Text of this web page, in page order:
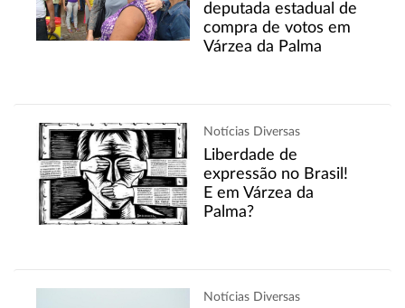
deputada estadual de
compra de votos em
Várzea da Palma
Notícias Diversas
Liberdade de
expressão no Brasil!
E em Várzea da
Palma?
Notícias Diversas